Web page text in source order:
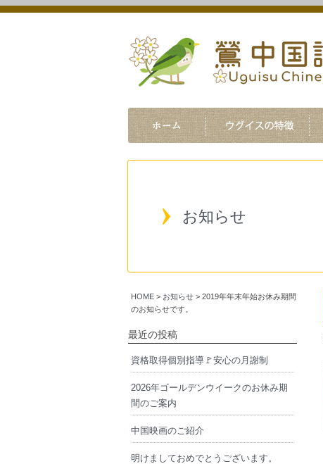
お知らせ
HOME > お知らせ > 2019年年末年始お休み期間
のお知らせです。
最近の投稿
資格取得個別指導🚩安心の月謝制
2026年ゴールデンウイークのお休み期
間のご案内
中国映画のご紹介
明けましておめでとうございます。